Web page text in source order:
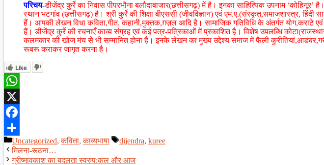
परिचय-डीजेंद्र कुर्रे का निवास पीपरभौना बलौदाबाजार(छत्तीसगढ़) में है। इनका साहित्यिक उपनाम
स्थान भटगांव (छत्तीसगढ़) है। श्री कुर्रे की शिक्षा बीएससी (जीवविज्ञान) एवं एम.ए.(संस्कृत,समाजशास्त्र, हिंदी
हैं। आपकी लेखन विधा कविता,गीत, कहानी,मुक्तक,ग़ज़ल आदि है। सामाजिक गतिविधि के अंतर्गत योग,कराटे एवं
हैं। डीजेंद्र कुर्रे की रचनाएँ काव्य संग्रह एवं कई पत्र-पत्रिकाओं में प्रकाशित है। विशेष उपलब्धि
कलमकार की खोज मंच से भी सम्मानित होना है। इनके लेखन का मुख्य उद्देश्य समाज में फैली
रूबरू कराकर जागृत करना है।
Like
WhatsApp
X
Facebook
Share
Categories
Uncategorized,कविता,काव्यभाषा Tags
dijendra, kuree
मिलना-रूठना…
ग्रीष्मावकाश का बदलता स्वरुप:कल और आज